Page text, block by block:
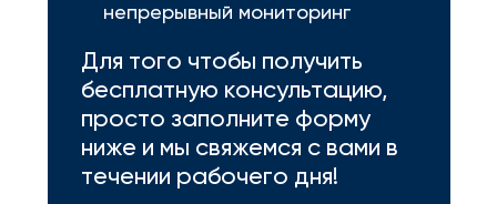
непрерывный мониторинг
Для того чтобы получить
бесплатную консультацию,
просто заполните форму
ниже и мы свяжемся с вами в
течении рабочего дня!